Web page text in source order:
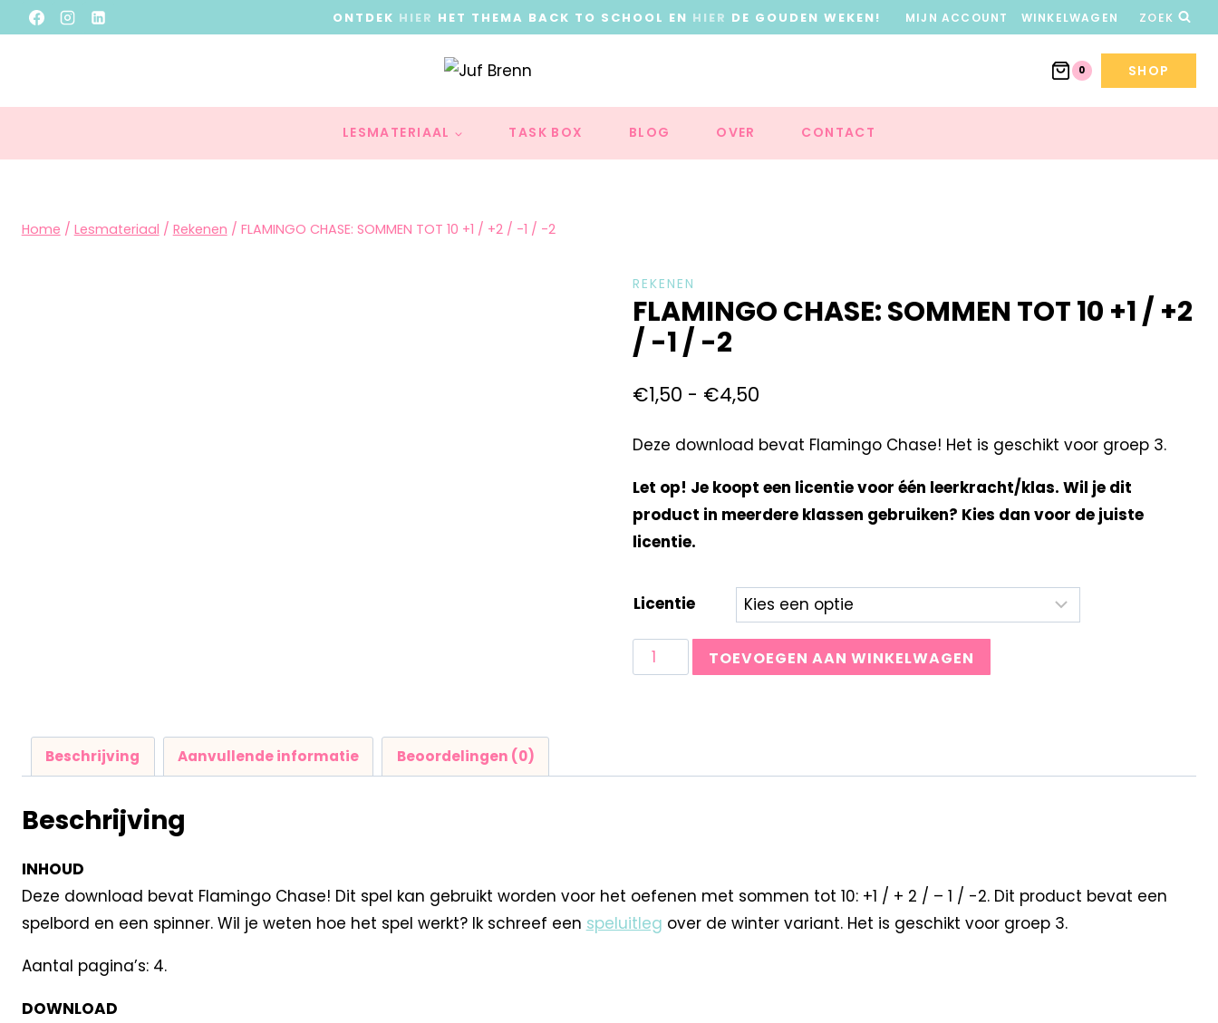
ONTDEK HIER HET THEMA BACK TO SCHOOL EN HIER DE GOUDEN WEKEN! MIJN ACCOUNT WINKELWAGEN ZOEK
0 SHOP
LESMATERIAAL TASK BOX BLOG OVER CONTACT
Home / Lesmateriaal / Rekenen / FLAMINGO CHASE: SOMMEN TOT 10 +1 / +2 / -1 / -2
REKENEN
FLAMINGO CHASE: SOMMEN TOT 10 +1 / +2
/ -1 / -2
€1,50 - €4,50
Deze download bevat Flamingo Chase! Het is geschikt voor groep 3.
Let op! Je koopt een licentie voor één leerkracht/klas. Wil je dit
product in meerdere klassen gebruiken? Kies dan voor de juiste
licentie.
Licentie
TOEVOEGEN AAN WINKELWAGEN
Beschrijving Aanvullende informatie Beoordelingen (0)
Beschrijving
INHOUD
Deze download bevat Flamingo Chase! Dit spel kan gebruikt worden voor het oefenen met sommen tot 10: +1 / + 2 / – 1 / -2. Dit product bevat een
spelbord en een spinner. Wil je weten hoe het spel werkt? Ik schreef een speluitleg over de winter variant. Het is geschikt voor groep 3.
Aantal pagina’s: 4.
DOWNLOAD